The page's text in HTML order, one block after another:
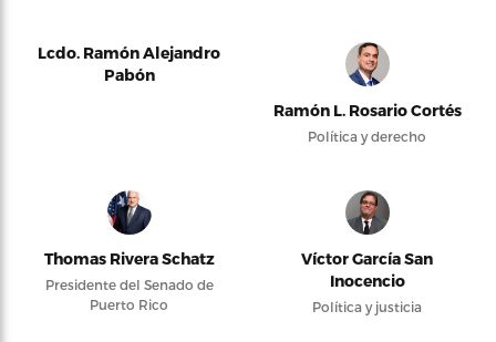
Lcdo. Ramón Alejandro
Pabón
Ramón L. Rosario Cortés
Política y derecho
Thomas Rivera Schatz
Presidente del Senado de
Puerto Rico
Víctor García San
Inocencio
Política y justicia